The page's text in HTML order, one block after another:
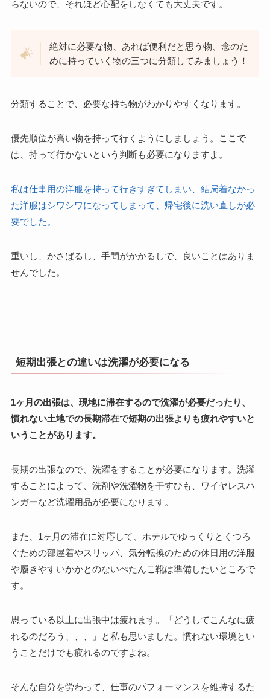
らないので、それほど心配をしなくても大丈夫です。
絶対に必要な物、あれば便利だと思う物、念のた
めに持っていく物の三つに分類してみましょう！
分類することで、必要な持ち物がわかりやすくなります。
優先順位が高い物を持って行くようにしましょう。ここで
は、持って行かないという判断も必要になりますよ。
私は仕事用の洋服を持って行きすぎてしまい、結局着なかっ
た洋服はシワシワになってしまって、帰宅後に洗い直しが必
要でした。
重いし、かさばるし、手間がかかるしで、良いことはありま
せんでした。
短期出張との違いは洗濯が必要になる
1ヶ月の出張は、現地に滞在するので洗濯が必要だったり、
慣れない土地での長期滞在で短期の出張よりも疲れやすいと
いうことがあります。
長期の出張なので、洗濯をすることが必要になります。洗濯
することによって、洗剤や洗濯物を干すひも、ワイヤレスハ
ンガーなど洗濯用品が必要になります。
また、1ヶ月の滞在に対応して、ホテルでゆっくりとくつろ
ぐための部屋着やスリッパ、気分転換のための休日用の洋服
や履きやすいかかとのないぺたんこ靴は準備したいところで
す。
思っている以上に出張中は疲れます。「どうしてこんなに疲
れるのだろう、、、」と私も思いました。慣れない環境とい
うことだけでも疲れるのですよね。
そんな自分を労わって、仕事のパフォーマンスを維持するた